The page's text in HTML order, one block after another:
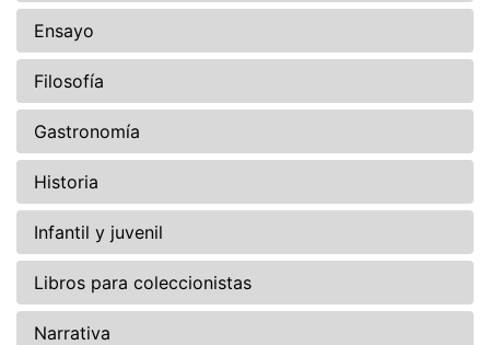
Ensayo
Filosofía
Gastronomía
Historia
Infantil y juvenil
Libros para coleccionistas
Narrativa